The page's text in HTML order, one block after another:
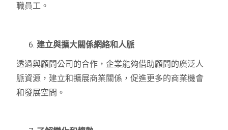
職員工。
建立與擴大關係網絡和人脈
透過與顧問公司的合作，企業能夠借助顧問的廣泛人
脈資源，建立和擴展商業關係，促進更多的商業機會
和發展空間。